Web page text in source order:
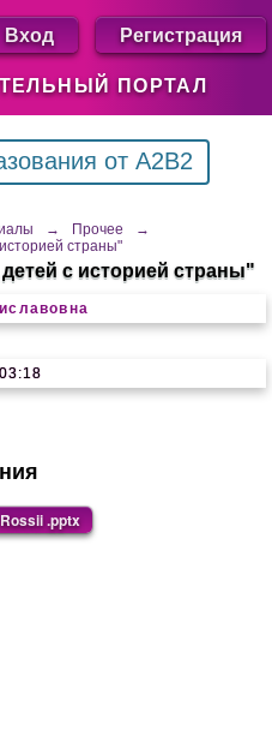
ПОРТАЛ
Вход Регистрация
от A2B2
→ Прочее
→
страны"
с историей страны"
.pptx